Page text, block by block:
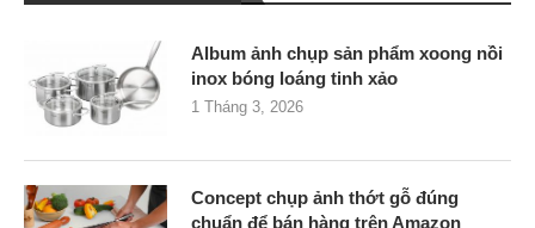
Album ảnh chụp sản phẩm xoong nồi
inox bóng loáng tinh xảo
1 Tháng 3, 2026
Concept chụp ảnh thớt gỗ đúng
chuẩn để bán hàng trên Amazon